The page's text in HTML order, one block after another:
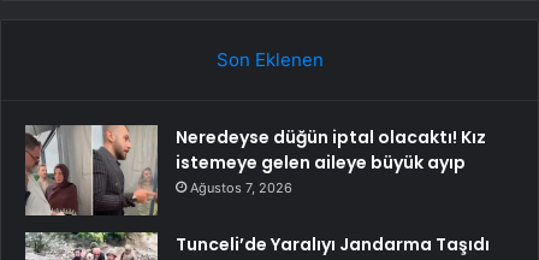
Son Eklenen
Neredeyse düğün iptal olacaktı! Kız
istemeye gelen aileye büyük ayıp
Ağustos 7, 2026
Tunceli’de Yaralıyı Jandarma Taşıdı